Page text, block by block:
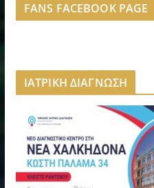
FANS FACEBOOK PAGE
ΙΑΤΡΙΚΗ ΔΙΑΓΝΩΣΗ